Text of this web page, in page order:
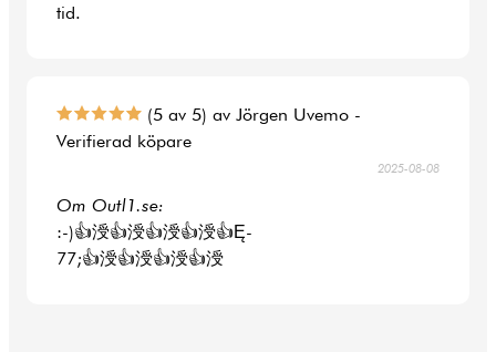
tid.
(5 av 5) av Jörgen Uvemo -
Verifierad köpare
2025-08-08
Om Outl1.se:
:-)👍涭👍涭👍涭👍涭👍Ę-
77;👍涭👍涭👍涭👍涭